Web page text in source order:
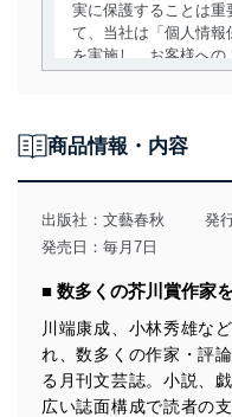
実に保護することは重
て、当社は「個人情
を実施し、お客様へ
用目的を明確にし、
達成に必要な範囲内で
得・利用・提供を行い
個人情報は、同意を得
みを確実にするため
ます。また、目的外利
措置を講じます。
法令遵守
商品情報・内容
出版社： 文藝春秋
発
発売日：毎月7日
■ 数多くの芥川賞作家
川端康成、小林秀雄な
れ、数多くの作家・評
る月刊文芸誌。小説、
広い誌面構成で読者の